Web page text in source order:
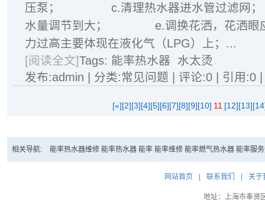
压泵； c.清理热水器进水管过滤
水量调节到大； e.调换花洒，花洒眼应
力过高主要体现在液化气（LPG）上；...
[阅读全文]Tags: 能率热水器
水太烫
发布:admin | 分类:常见问题 | 评论:0 | 引用:0
[«][2][3][4][5][6][7][8][9][10] 11 [12][13]
相关导航: 能率热水器维修 能率热水器 能率 能率维修 能率燃气热水器 能率服
网站首页 联系我们 关于
地址：上海市奉贤